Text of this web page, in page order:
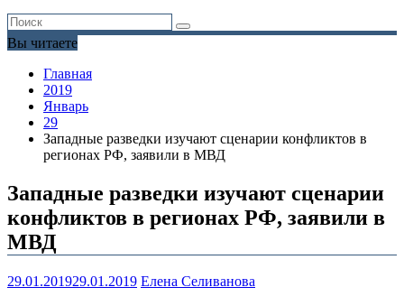
Вы читаете
Главная
2019
Январь
29
Западные разведки изучают сценарии конфликтов в
регионах РФ, заявили в МВД
Западные разведки изучают сценарии
конфликтов в регионах РФ, заявили в
МВД
29.01.201929.01.2019 Елена Селиванова